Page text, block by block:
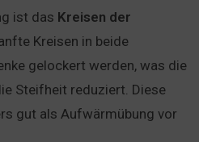
ist das Kreisen der
Kreisen in beide
gelockert werden, was die
Steifheit reduziert. Diese
gut als Aufwärmübung vor